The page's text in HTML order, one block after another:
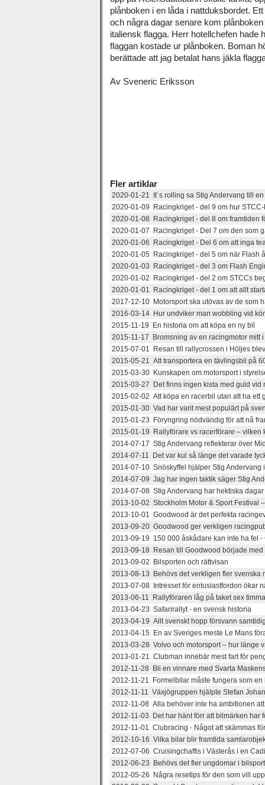
plånboken i en låda i nattduksbordet.
och några dagar senare kom
italiensk flagga. Herr hotellchefen hade
flaggan kostade ur plånboken. Boman
berättade att jag betalat hans jäkla
Av Sveneric Eriksson
Fler artiklar
2020-01-21 It´s rolling sa Stig Andervang till
2020-01-09 Racingkriget - del 9 om hur
2020-01-08 Racingkriget - del 8 om framtiden
2020-01-07 Racingkriget - Del 7 om den som
2020-01-06 Racingkriget - Del 6 om att inga
2020-01-05 Racingkriget - del 5 om när Flash
2020-01-03 Racingkriget - del 3 om Flash
2020-01-02 Racingkriget - del 2 om STCCs
2020-01-01 Racingkriget - del 1 om att allt
2017-12-10 Motorsport ska utövas av de som
2016-03-14 Hur undviker man wobbling vid
2015-11-19 En historia om att köpa en ny bil
2015-11-17 Bromsning av en racingmotor mitt
2015-07-01 Resan till rallycrossen i Höljes
2015-05-21 Att transportera en tävlingsbil på
2015-03-30 Kunskapen om motorsport i
2015-03-27 Det finns ingen kista med guld vid
2015-02-02 Att köpa en racerbil utan att ha ett
2015-01-30 Vad har varit mest populärt på
2015-01-23 Föryngring nödvändig för att nå
2015-01-19 Rallyförare vs racerförare – vilken
2014-07-17 Stig Andervang reflekterar över
2014-07-11 Det var kul så länge det varade
2014-07-10 Snöskyffel hjälper Stig Andervang
2014-07-09 Jag har ingen taktik säger Stig
2014-07-08 Stig Andervang har hektiska dagar
2013-10-02 Stockholm Motor & Sport Festival
2013-10-01 Goodwood är det perfekta
2013-09-20 Goodwood ger verkligen
2013-09-19 150 000 åskådare kan inte ha fel -
2013-09-18 Resan till Goodwood började med
2013-09-02 Bilsporten och rättvisan
2013-08-13 Behövs det verkligen fler svenska
2013-07-08 Intresset för entusiastfordon ökar
2013-06-11 Rallyföraren låg på taket sex
2013-04-23 Safarirallyt - en svensk historia
2013-04-19 Allt svenskt hopp försvann
2013-04-15 En av Sveriges meste Le Mans
2013-03-28 Volvo och motorsport – hur länge
2013-01-21 Clubman innebär mest fart för
2012-11-28 Bli en vinnare med Svarta
2012-11-21 Formelbilar måste fungera som en
2012-11-11 Växjögruppen hjälpte Stefan
2012-11-08 Alla behöver inte ha ambitionen
2012-11-03 Det har hänt förr att bilmärken har
2012-11-01 Clubracing - Något att skämmas
2012-10-16 Vilka bilar blir framtida
2012-07-06 Cruisingchaffis i Västerås i en
2012-06-23 Behövs det fler ungdomar i
2012-05-26 Några resetips för den som vill